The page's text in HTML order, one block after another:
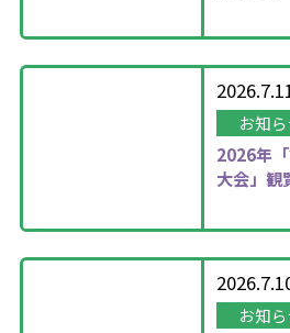
お知
2026年
大会」観
お知